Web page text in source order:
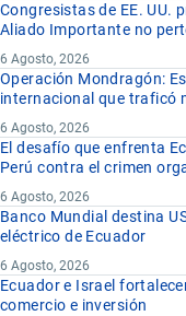
Congresistas de EE. UU.
Aliado Importante no
6 Agosto, 2026
Operación Mondragón:
internacional que traficó
6 Agosto, 2026
El desafío que enfrenta
Perú contra el crimen
6 Agosto, 2026
Banco Mundial destina
eléctrico de Ecuador
6 Agosto, 2026
Ecuador e Israel
comercio e inversión